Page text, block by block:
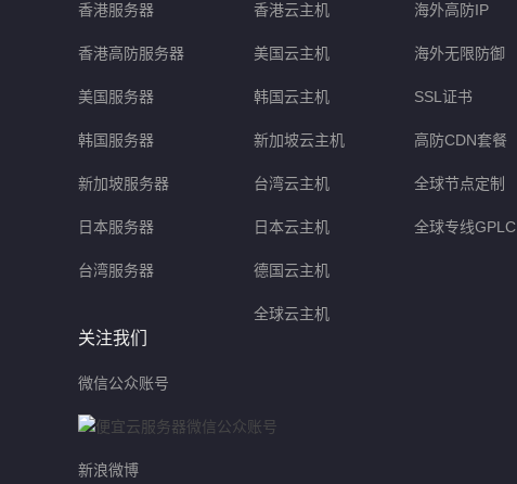
香港服务器
香港高防服务器
美国服务器
韩国服务器
新加坡服务器
日本服务器
台湾服务器
香港云主机
美国云主机
韩国云主机
新加坡云主机
台湾云主机
日本云主机
德国云主机
全球云主机
海外高防IP
海外无限防御
SSL证书
高防CDN套餐
全球节点定制
全球专线GPLC
关注我们
微信公众账号
新浪微博